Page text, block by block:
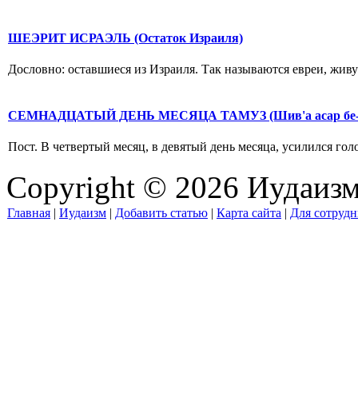
ШЕЭРИТ ИСРАЭЛЬ (Остаток Израиля)
Дословно: оставшиеся из Израиля. Так называются евреи,
СЕМНАДЦАТЫЙ ДЕНЬ МЕСЯЦА ТАМУЗ (Шив'а асар бе-
Пост. В четвертый месяц, в девятый день месяца, усилился
Copyright © 2026
Главная | Иудаизм | Добавить статью | Карта сайта | Для